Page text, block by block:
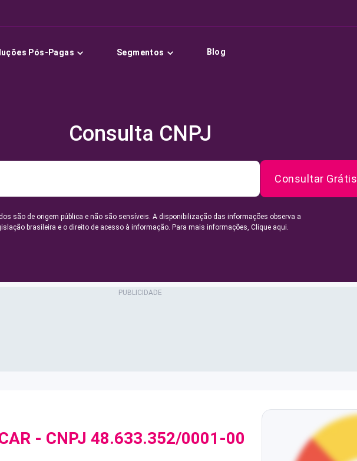
Pós-Pagas Segmentos Blog
Consulta CNPJ
Consultar Grátis
são de origem pública e não são sensíveis. A disponibilização das informações observa a
brasileira e o direito de acesso à informação. Para mais informações, Clique aqui.
- CNPJ 48.633.352/0001-00